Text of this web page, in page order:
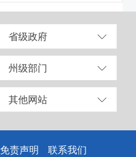
省级政府
州级部门
其他网站
免责声明
联系我们